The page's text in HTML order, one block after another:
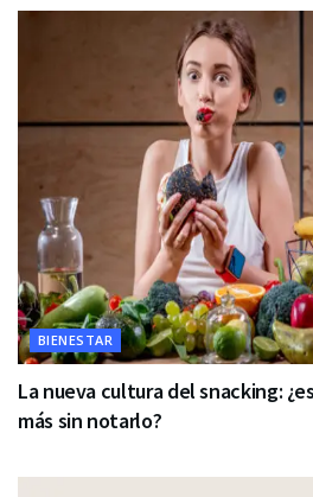
BIENESTAR
La nueva cultura del snacking:
más sin notarlo?